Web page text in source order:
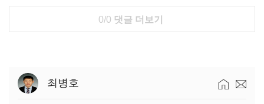
0/0 댓글 더보기
최병호